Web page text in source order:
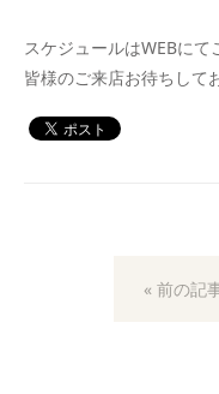
スケジュールはWEBにて
皆様のご来店お待ちして
« 前の記